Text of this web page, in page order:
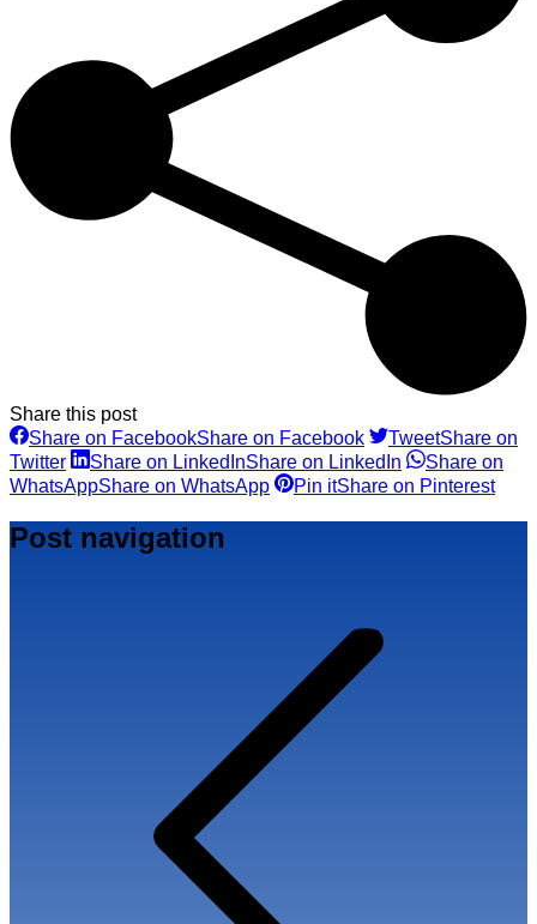
Share this post
Share on FacebookShare on Facebook TweetShare on
Twitter
Share on LinkedInShare on LinkedIn
Share on
WhatsAppShare on WhatsApp Pin itShare on Pinterest
Post navigation